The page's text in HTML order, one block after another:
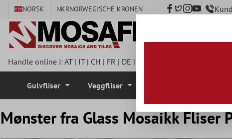
NORSK NKRNORWEGISCHE KRONEN
Handle online i:AT| IT| CH | FR | DE |
Gulvfliser Veggfliser
Mønster fra Glass Mosaikk Fliser